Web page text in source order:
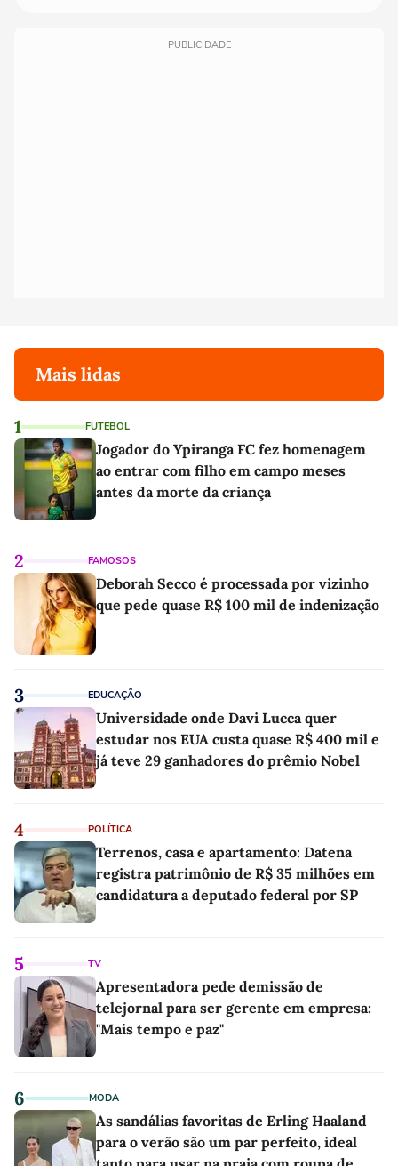
PUBLICIDADE
Mais lidas
1 FUTEBOL
Jogador do Ypiranga FC fez homenagem
ao entrar com filho em campo meses
antes da morte da criança
2 FAMOSOS
Deborah Secco é processada por vizinho
que pede quase R$ 100 mil de indenização
3 EDUCAÇÃO
Universidade onde Davi Lucca quer
estudar nos EUA custa quase R$ 400 mil e
já teve 29 ganhadores do prêmio Nobel
4 POLÍTICA
Terrenos, casa e apartamento: Datena
registra patrimônio de R$ 35 milhões em
candidatura a deputado federal por SP
5 TV
Apresentadora pede demissão de
telejornal para ser gerente em empresa:
"Mais tempo e paz"
6 MODA
As sandálias favoritas de Erling Haaland
para o verão são um par perfeito, ideal